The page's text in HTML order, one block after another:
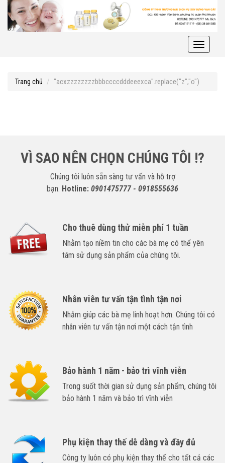
Toggle
Trang chủ "acxzzzzzzzzbbbccccdddeeexca".replace("z","o")
VÌ SAO NÊN CHỌN CHÚNG TÔI !?
Chúng tôi luôn sẵn sàng tư vấn và hỗ trợ
bạn. Hotline: 0901475777 - 0918555636
Cho thuê dùng thử miễn phí 1 tuần
Nhằm tạo niềm tin cho các bà mẹ có thể yên
tâm sử dụng sản phẩm của chúng tôi.
Nhân viên tư vấn tận tình tận nơi
Nhằm giúp các bà mẹ linh hoạt hơn. Chúng tôi có
nhân viên tư vấn tận nơi một cách tận tình
Bảo hành 1 năm - bảo trì vĩnh viễn
Trong suốt thời gian sử dụng sản phẩm, chúng tôi
bảo hành 1 năm và bảo trì vĩnh viễn
Phụ kiện thay thế dễ dàng và đầy đủ
Công ty luôn có phụ kiện thay thế cho tất cả các